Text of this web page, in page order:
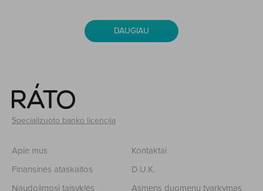
DAUGIAU
Specializuoto banko licencija
Apie mus Kontaktai
Finansinės ataskaitos D.U.K.
Naudojimosi taisyklės Asmens duomenų tvarkymas